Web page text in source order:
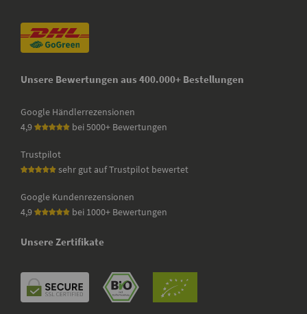
Unsere Bewertungen aus 400.000+ Bestellungen
Google Händlerrezensionen
4,9
bei 5000+ Bewertungen
Trustpilot
sehr gut auf Trustpilot bewertet
Google Kundenrezensionen
4,9
bei 1000+ Bewertungen
Unsere Zertifikate